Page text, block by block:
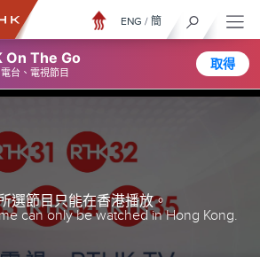
On The Go
台、電視節目
取得
ENG / 簡
選節目只能在香港播放。
can only be watched in Hong Kong.